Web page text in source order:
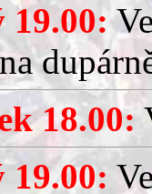
19.00:
18.00:
19.00: